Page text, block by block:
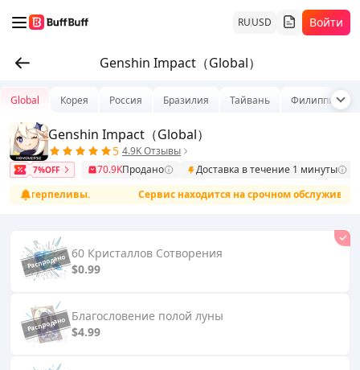
RUUSD Войти
Genshin Impact（Global）
Global Корея Россия Бразилия Тайвань Филиппины
Genshin Impact（Global）
5 4.9K Отзывы
7%OFF 70.9KПродано
Доставка в течение 1 минуты
терпеливы.
Сервис находится на срочном
60 Кристаллов Сотворения
$0.99
Благословение полой луны
$4.99